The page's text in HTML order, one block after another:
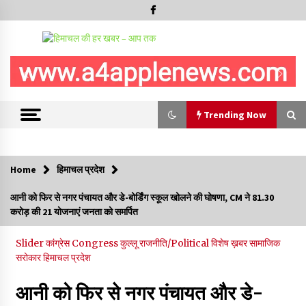
Trending Now
हमीरपुर के बड़सर में मनाया जाएगा राज्यस्तरीय स्वतंत्रता दिवस समारोह, CM
सुक्खू करेंगे ध्वजारोहण
07/08/2026
07/08/2026
Home हिमाचल प्रदेश
आनी को फिर से नगर पंचायत और डे-बोर्डिंग स्कूल खोलने की घोषणा, CM ने 81.30
करोड़ की 21 योजनाएं जनता को समर्पित
Sliderकांग्रेस Congressकुल्लूराजनीति/Politicalविशेष ख़बरसामाजिक
सरोकारहिमाचल प्रदेश
आनी को फिर से नगर पंचायत और डे-